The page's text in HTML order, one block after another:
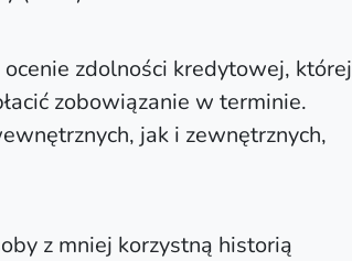
zdolności kredytowej, której
zobowiązanie w terminie.
jak i zewnętrznych,
z mniej korzystną historią